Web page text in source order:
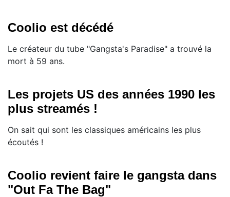
Coolio est décédé
Le créateur du tube "Gangsta's Paradise" a trouvé la
mort à 59 ans.
Les projets US des années 1990 les
plus streamés !
On sait qui sont les classiques américains les plus
écoutés !
Coolio revient faire le gangsta dans
"Out Fa The Bag"